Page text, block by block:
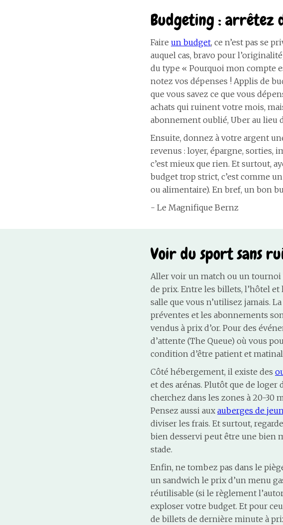
Budgeting : arrêtez
Faire un budget, ce n’est pas se
auquel cas, bravo pour
du type « Pourquoi mon compte
notez vos dépenses ! Applis de
que vous savez ce que vous
achats qui ruinent votre mois,
abonnement oublié, Uber au lieu
Ensuite, donnez à votre argent
revenus : loyer, épargne, sorties,
c’est mieux que rien. Et surtout,
budget trop strict, c’est comme
ou alimentaire). En bref, un bon
- Le Magnifique Bernz
Voir du sport sans
Aller voir un match ou un tournoi
de prix. Entre les billets, l’hôtel et
salle que vous n’utilisez jamais.
préventes et les abonnements
vendus à prix d’or. Pour des
d’attente (The Queue) où vous
condition d’être patient et
Côté hébergement, il existe des
et des arénas. Plutôt que de
cherchez dans les zones à 20-30
Pensez aussi aux auberges de
diviser les frais. Et surtout,
bien desservi peut être une bien
stade.
Enfin, ne tombez pas dans le
un sandwich le prix d’un menu
réutilisable (si le règlement
exploser votre budget. Et pour
de billets de dernière minute à